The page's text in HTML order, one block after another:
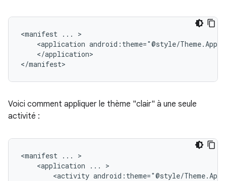
<manifest ...
<application android:theme="@style/
</application>
</manifest>
Voici comment appliquer le thème "clair" à une seule
activité :
<manifest ...
<application
...
<activity android:theme="@style/